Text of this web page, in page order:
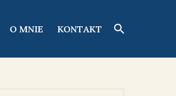
O MNIE KONTAKT